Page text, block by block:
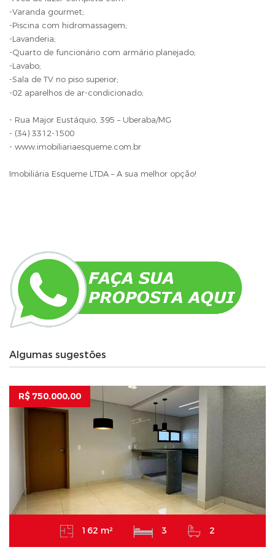
-Varanda gourmet;
-Piscina com hidromassagem;
-Lavanderia;
-Quarto de funcionário com armário planejado;
-Lavabo;
-Sala de TV no piso superior;
-02 aparelhos de ar-condicionado;
- Rua Major Eustáquio, 395 – Uberaba/MG
- (34) 3312-1500
- www.imobiliariaesqueme.com.br
Imobiliária Esqueme LTDA – A sua melhor opção!
Algumas sugestões
R$ 750.000,00
162 m² 3 2